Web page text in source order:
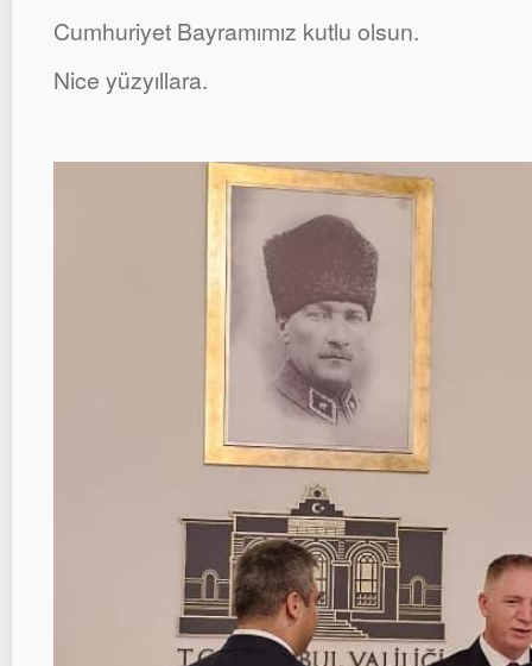
Cumhuriyet Bayramımız kutlu olsun.
Nice yüzyıllara.